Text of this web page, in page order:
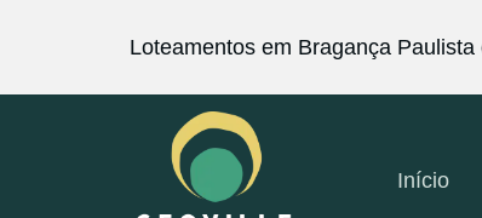
Loteamentos em Bragança Paulista
Início